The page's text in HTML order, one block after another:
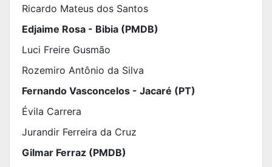
Ricardo Mateus dos Santos
Edjaime Rosa - Bibia (PMDB)
Luci Freire Gusmão
Rozemiro Antônio da Silva
Fernando Vasconcelos - Jacaré (PT)
Évila Carrera
Jurandir Ferreira da Cruz
Gilmar Ferraz (PMDB)